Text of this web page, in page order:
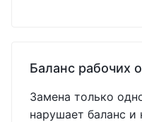
Баланс рабочих
Замена только
нарушает баланс и